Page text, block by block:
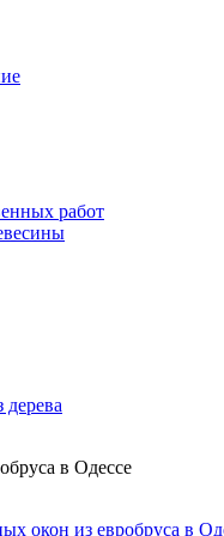
работ
дерева
в Одессе
окон из евробруса в